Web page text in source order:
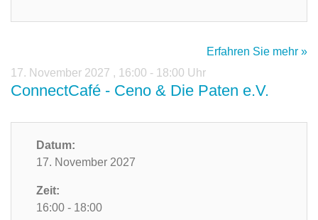
Erfahren Sie mehr »
17. November 2027 , 16:00 - 18:00 Uhr
ConnectCafé - Ceno & Die Paten e.V.
Datum:
17. November 2027
Zeit:
16:00 - 18:00